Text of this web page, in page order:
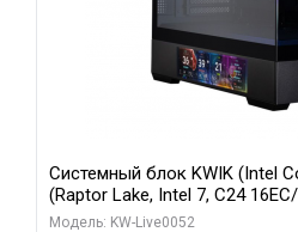
Системный блок KWIK (Intel
(Raptor Lake, Intel 7, C24
модуля)/ Palit RTX5080
Модель: KW-Live0052